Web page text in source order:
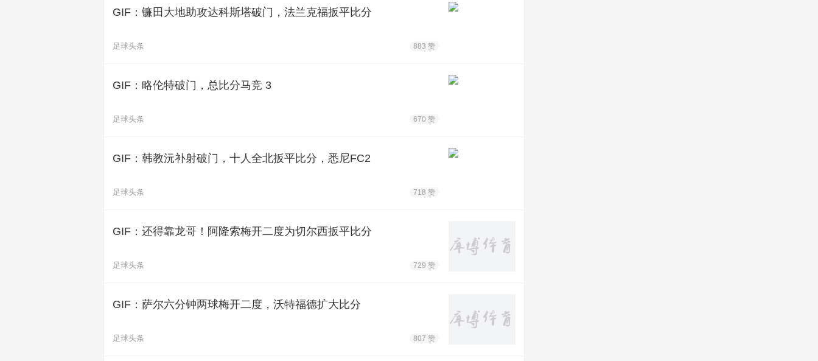
GIF：镰田大地助攻达科斯塔破门，法兰克福扳平比分
足球头条 883 赞
GIF：略伦特破门，总比分马竞 3
足球头条 670 赞
GIF：韩教沅补射破门，十人全北扳平比分，悉尼FC2
足球头条 718 赞
GIF：还得靠龙哥！阿隆索梅开二度为切尔西扳平比分
足球头条 729 赞
GIF：萨尔六分钟两球梅开二度，沃特福德扩大比分
足球头条 807 赞